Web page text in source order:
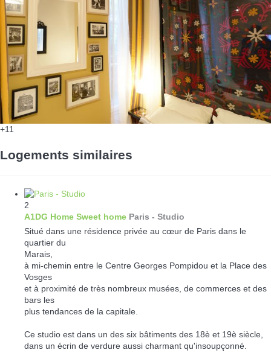
+11
Logements similaires
2
A1DG Home Sweet home Paris - Studio
Situé dans une résidence privée au cœur de Paris dans le
quartier du
Marais,
à mi-chemin entre le Centre Georges Pompidou et la Place des
Vosges
et à proximité de très nombreux musées, de commerces et des
bars les
plus tendances de la capitale.
Ce studio est dans un des six bâtiments des 18è et 19è siècle,
dans un écrin de verdure aussi charmant qu'insoupçonné.